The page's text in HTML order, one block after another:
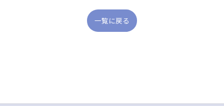
一覧に戻る